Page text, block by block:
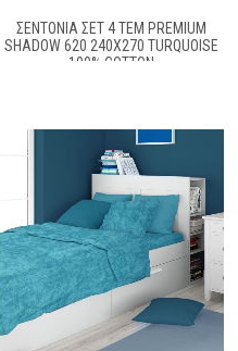
ΣΕΝΤΌΝΙΑ ΣΕΤ 4 ΤΕΜ PREMIUM
SHADOW 620 240X270 TURQUOISE
100% COTTON